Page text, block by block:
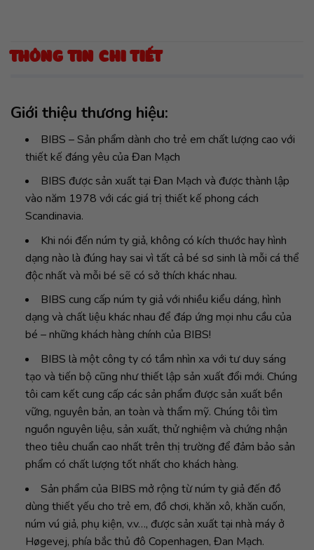
THÔNG TIN CHI TIẾT
Giới thiệu thương hiệu:
BIBS – Sản phẩm dành cho trẻ em chất lượng cao với
thiết kế đáng yêu của Đan Mạch
BIBS được sản xuất tại Đan Mạch và được thành lập
vào năm 1978 với các giá trị thiết kế phong cách
Scandinavia.
Khi nói đến núm ty giả, không có kích thước hay hình
dạng nào là đúng hay sai vì tất cả bé sơ sinh là mỗi cá thể
độc nhất và mỗi bé sẽ có sở thích khác nhau.
BIBS cung cấp núm ty giả với nhiều kiểu dáng, hình
dạng và chất liệu khác nhau để đáp ứng mọi nhu cầu của
bé – những khách hàng chính của BIBS!
BIBS là một công ty có tầm nhìn xa với tư duy sáng
tạo và tiến bộ cũng như thiết lập sản xuất đổi mới. Chúng
tôi cam kết cung cấp các sản phẩm được sản xuất bền
vững, nguyên bản, an toàn và thẩm mỹ. Chúng tôi tìm
nguồn nguyên liệu, sản xuất, thử nghiệm và chứng nhận
theo tiêu chuẩn cao nhất trên thị trường để đảm bảo sản
phẩm có chất lượng tốt nhất cho khách hàng.
Sản phẩm của BIBS mở rộng từ núm ty giả đến đồ
dùng thiết yếu cho trẻ em, đồ chơi, khăn xô, khăn cuốn,
núm vú giả, phụ kiện, v.v…, được sản xuất tại nhà máy ở
Høgevej, phía bắc thủ đô Copenhagen, Đan Mạch.